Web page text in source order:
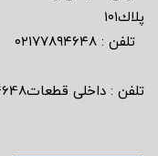
پلاك١٠١
تلفن : ٠٢١٧٧٨٩٤٦٤٨
تلفن : داخلی قطعات02177894648